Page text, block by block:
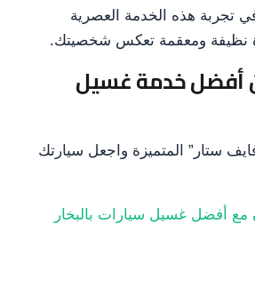
تجربة هذه الخدمة العصرية
نظيفة ومعقمة تعكس شخصيتك.
أفضل خدمة غسيل
ستار” المتميزة واجعل سيارتك
مع أفضل غسيل سيارات بالبخار